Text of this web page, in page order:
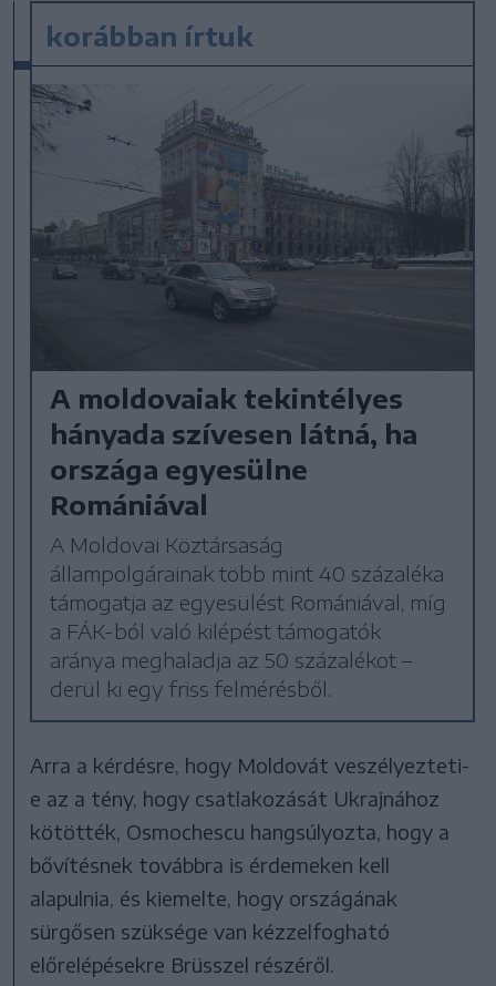
korábban írtuk
A moldovaiak tekintélyes
hányada szívesen látná, ha
országa egyesülne
Romániával
A Moldovai Köztársaság
állampolgárainak több mint 40 százaléka
támogatja az egyesülést Romániával, míg
a FÁK-ból való kilépést támogatók
aránya meghaladja az 50 százalékot –
derül ki egy friss felmérésből.
Arra a kérdésre, hogy Moldovát veszélyezteti-
e az a tény, hogy csatlakozását Ukrajnához
kötötték, Osmochescu hangsúlyozta, hogy a
bővítésnek továbbra is érdemeken kell
alapulnia, és kiemelte, hogy országának
sürgősen szüksége van kézzelfogható
előrelépésekre Brüsszel részéről.